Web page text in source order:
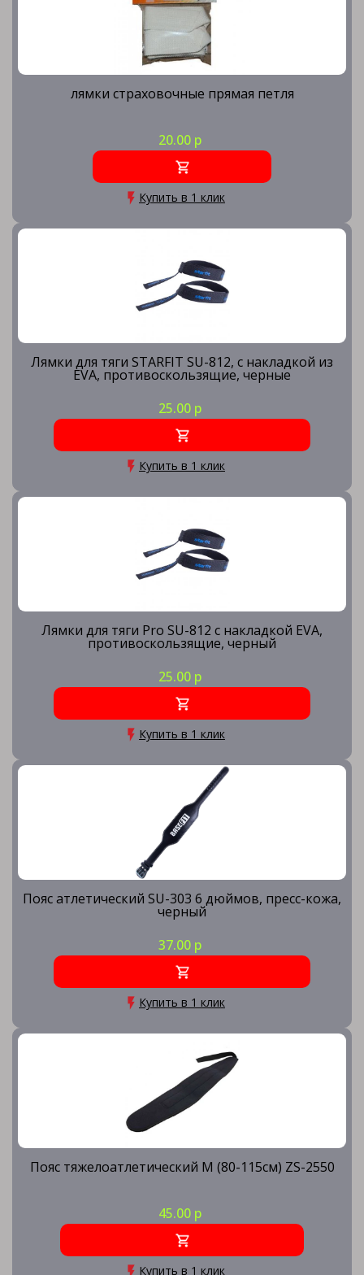
лямки страховочные прямая петля
20.00 р
Купить в 1 клик
Лямки для тяги STARFIT SU-812, с накладкой из
EVA, противоскользящие, черные
25.00 р
Купить в 1 клик
Лямки для тяги Pro SU-812 с накладкой EVA,
противоскользящие, черный
25.00 р
Купить в 1 клик
Пояс атлетический SU-303 6 дюймов, пресс-кожа,
черный
37.00 р
Купить в 1 клик
Пояс тяжелоатлетический M (80-115см) ZS-2550
45.00 р
Купить в 1 клик